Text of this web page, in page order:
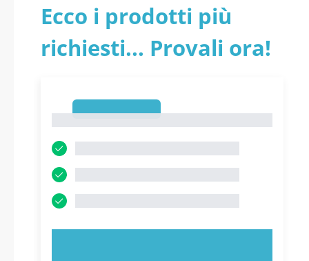
Ecco i prodotti più
richiesti... Provali ora!